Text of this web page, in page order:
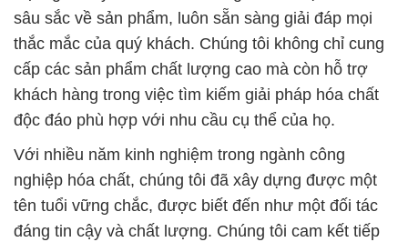
sâu sắc về sản phẩm, luôn sẵn sàng giải đáp mọi
thắc mắc của quý khách. Chúng tôi không chỉ cung
cấp các sản phẩm chất lượng cao mà còn hỗ trợ
khách hàng trong việc tìm kiếm giải pháp hóa chất
độc đáo phù hợp với nhu cầu cụ thể của họ.
Với nhiều năm kinh nghiệm trong ngành công
nghiệp hóa chất, chúng tôi đã xây dựng được một
tên tuổi vững chắc, được biết đến như một đối tác
đáng tin cậy và chất lượng. Chúng tôi cam kết tiếp